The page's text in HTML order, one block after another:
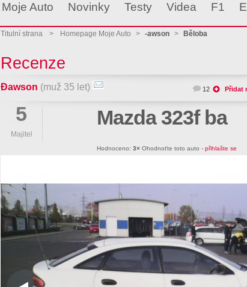
Moje Auto Novinky Testy Videa F1
Titulní strana > Homepage Moje Auto > -awson > Běloba
Recenze
Đawson (muž 35 let) 12 Přidat
5
Majitel
Mazda 323f ba
Hodnoceno: 3× Ohodnoťte toto auto - přihlašte se